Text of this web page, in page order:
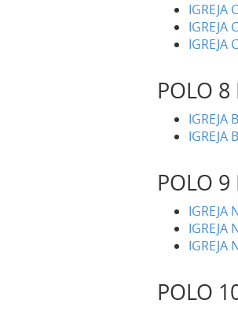
IGREJA
IGREJA
IGREJA
POLO 8
IGREJA
IGREJA
POLO 9
IGREJA
IGREJA
IGREJA
POLO